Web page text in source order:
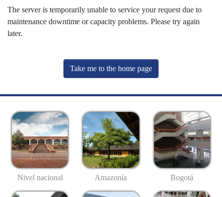
The server is temporarily unable to service your request due to
maintenance downtime or capacity problems. Please try again
later.
Take me to the home page
Nivel nacional Amazonía Bogotá